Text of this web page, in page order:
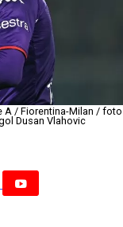
A / Fiorentina-Milan / foto
Dusan Vlahovic